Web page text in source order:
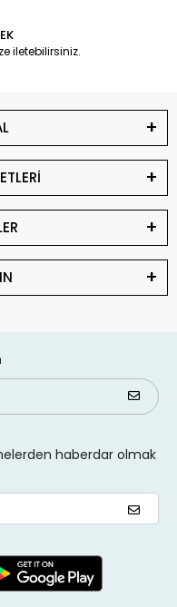
iletebilirsiniz.
haberdar olmak